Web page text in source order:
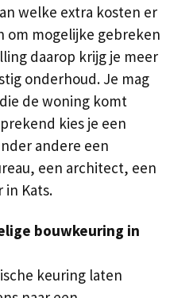
welke extra kosten er
om mogelijke gebreken
daarop krijg je meer
onderhoud. Je mag
de woning komt
kies je een
andere een
een architect, een
in Kats.
bouwkeuring in
keuring laten